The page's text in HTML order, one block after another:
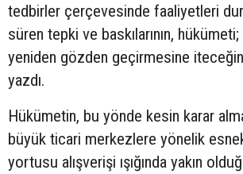
tedbirler çerçevesinde faaliyetleri
süren tepki ve baskılarının, hükümeti;
yeniden gözden geçirmesine
yazdı.
Hükümetin, bu yönde kesin karar
büyük ticari merkezlere yönelik
yortusu alışverişi ışığında yakın